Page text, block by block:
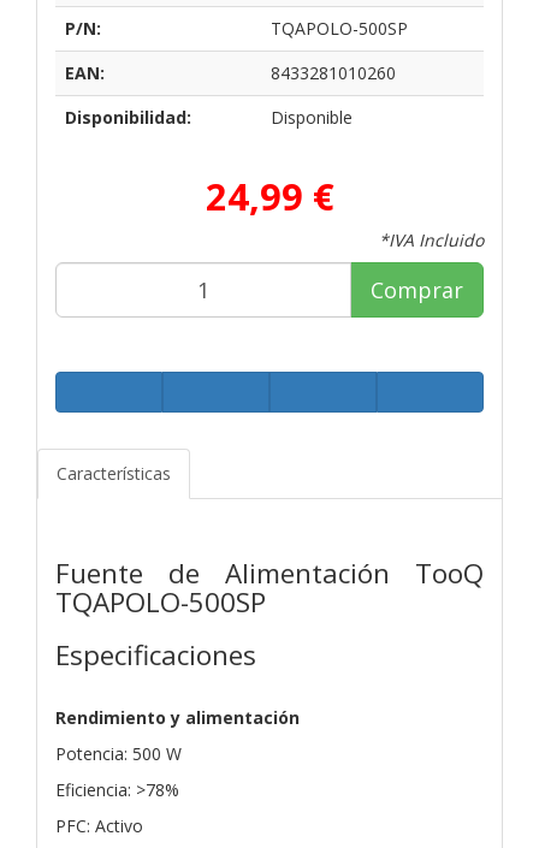
P/N:
TQAPOLO-500SP
EAN:
8433281010260
Disponibilidad:
Disponible
24,99 €
*IVA Incluido
Comprar
Características
Fuente de Alimentación TooQ
TQAPOLO-500SP
Especificaciones
Rendimiento y alimentación
Potencia: 500 W
Eficiencia: >78%
PFC: Activo